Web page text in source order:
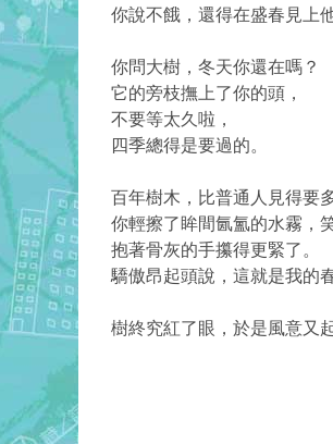
你說不餓，還得在盛春見上
你問大樹，冬天你還在嗎？
它的旁枝撫上了你的頭，
不要等太久啦，
四季總得是要過的。
百年樹木，比普通人見得要多
你輕擦了眸間氤氳的水霧，
抱著骨灰的手攥得更緊了。
驕傲昂起頭說，這就是我的
樹終究紅了眼，於是風意又起